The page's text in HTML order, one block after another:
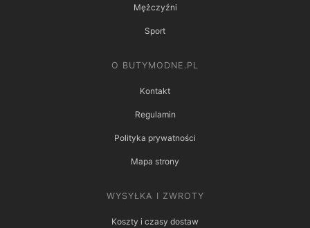
Mężczyźni
Sport
O BUTYMODNE.PL
Kontakt
Regulamin
Polityka prywatności
Mapa strony
WYSYŁKA I ZWROTY
Koszty i czasy dostaw